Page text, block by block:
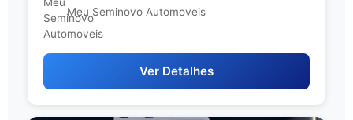
Meu Seminovo Automoveis
Ver Detalhes